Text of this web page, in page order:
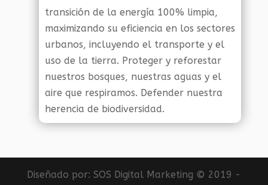
transición de la energía 100% limpia,
maximizando su eficiencia en los sectores
urbanos, incluyendo el transporte y el
uso de la tierra. Proteger y reforestar
nuestros bosques, nuestras aguas y el
aire que respiramos. Defender nuestra
herencia de biodiversidad.
Diseñado por:SOS Digital Marketing © 2019 -